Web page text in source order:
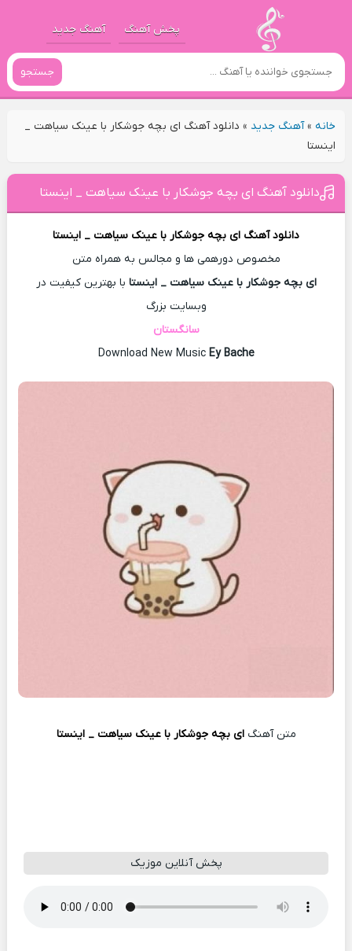
پخش آهنگ آهنگ جدید
جستجو
خانه»آهنگ جدید » دانلود آهنگ ای بچه جوشکار با عینک سیاهت _
اینستا
دانلود آهنگ ای بچه جوشکار با عینک سیاهت _ اینستا
دانلود آهنگ ای بچه جوشکار با عینک سیاهت _ اینستا
مخصوص دورهمی ها و مجالس به همراه متن
ای بچه جوشکار با عینک سیاهت _ اینستا با بهترین کیفیت در
وبسایت بزرگ
سانگستان
Download New Music Ey Bache
متن آهنگای بچه جوشکار با عینک سیاهت _ اینستا
پخش آنلاین موزیک